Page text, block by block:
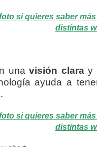
si quieres saber
distintas
unavisión claray
ayuda a
si quieres saber
distintas